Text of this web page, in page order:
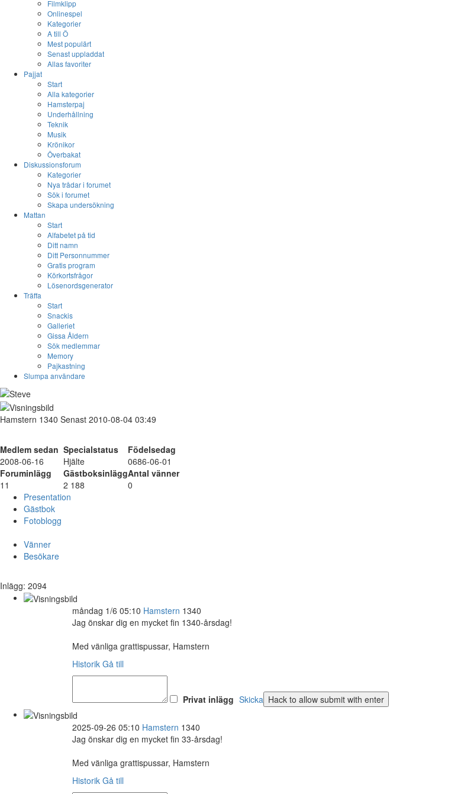
Filmklipp
Onlinespel
Kategorier
A till Ö
Mest populärt
Senast uppladdat
Allas favoriter
Pajjat
Start
Alla kategorier
Hamsterpaj
Underhållning
Teknik
Musik
Krönikor
Överbakat
Diskussionsforum
Kategorier
Nya trådar i forumet
Sök i forumet
Skapa undersökning
Mattan
Start
Alfabetet på tid
Ditt namn
Ditt Personnummer
Gratis program
Körkortsfrågor
Lösenordsgenerator
Träffa
Start
Snackis
Galleriet
Gissa Åldern
Sök medlemmar
Memory
Pajkastning
Slumpa användare
Hamstern 1340 Senast 2010-08-04 03:49
Medlem sedan Specialstatus
Födelsedag
2008-06-16
Hjälte
0686-06-01
Foruminlägg
GästboksinläggAntal vänner
11
2 188
0
Presentation
Gästbok
Fotoblogg
Vänner
Besökare
Inlägg: 2094
måndag 1/6 05:10 Hamstern 1340
Jag önskar dig en mycket fin 1340-årsdag!
Med vänliga grattispussar, Hamstern
Historik Gå till
Privat inlägg Skicka
2025-09-26 05:10 Hamstern 1340
Jag önskar dig en mycket fin 33-årsdag!
Med vänliga grattispussar, Hamstern
Historik Gå till